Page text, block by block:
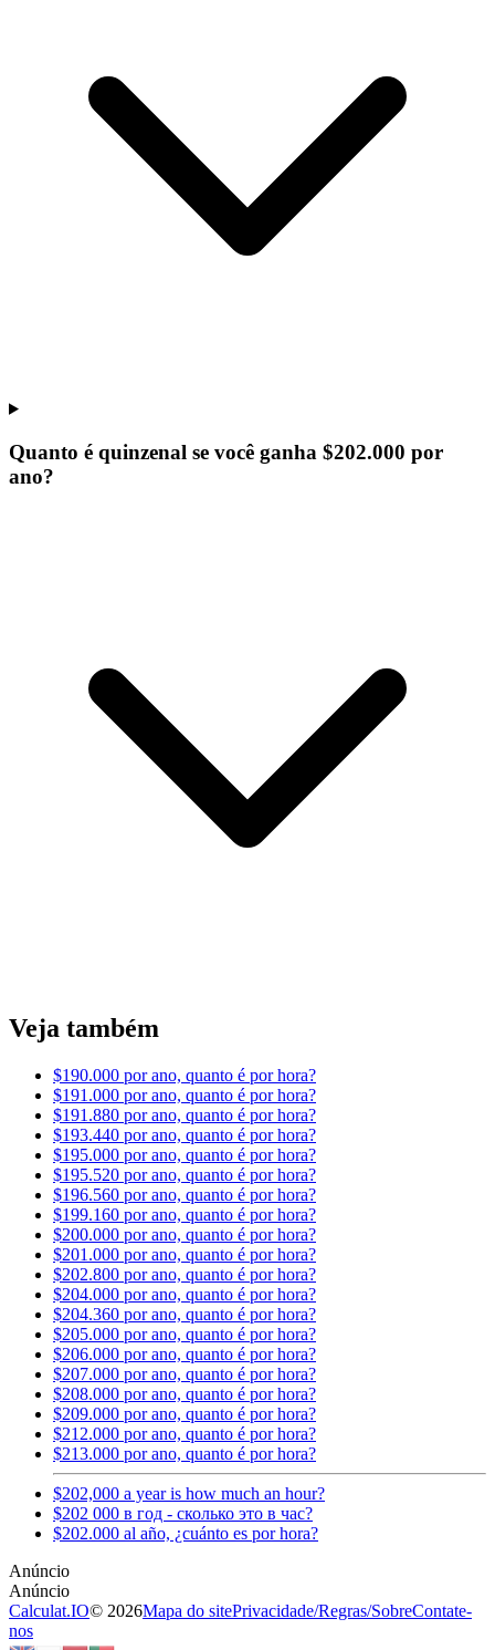
Quanto é quinzenal se você ganha $202.000 por
ano?
Veja também
$190.000 por ano, quanto é por hora?
$191.000 por ano, quanto é por hora?
$191.880 por ano, quanto é por hora?
$193.440 por ano, quanto é por hora?
$195.000 por ano, quanto é por hora?
$195.520 por ano, quanto é por hora?
$196.560 por ano, quanto é por hora?
$199.160 por ano, quanto é por hora?
$200.000 por ano, quanto é por hora?
$201.000 por ano, quanto é por hora?
$202.800 por ano, quanto é por hora?
$204.000 por ano, quanto é por hora?
$204.360 por ano, quanto é por hora?
$205.000 por ano, quanto é por hora?
$206.000 por ano, quanto é por hora?
$207.000 por ano, quanto é por hora?
$208.000 por ano, quanto é por hora?
$209.000 por ano, quanto é por hora?
$212.000 por ano, quanto é por hora?
$213.000 por ano, quanto é por hora?
$202,000 a year is how much an hour?
$202 000 в год - сколько это в час?
$202.000 al año, ¿cuánto es por hora?
Calculat.IO© 2026Mapa do sitePrivacidade/Regras/SobreContate-
nos